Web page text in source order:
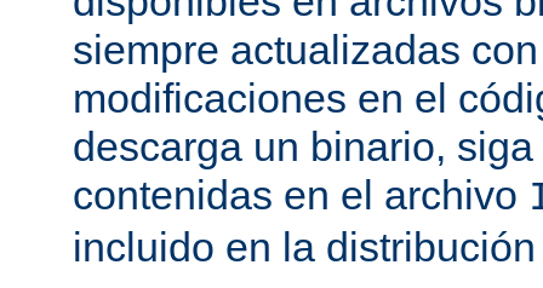
siempre actualizadas
modificaciones en el
descarga un binario,
contenidas en el archivo
incluido en la distribución